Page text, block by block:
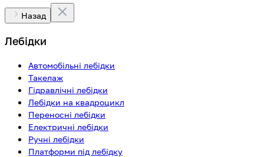
Назад
Лебідки
Автомобільні лебідки
Такелаж
Гідравлічні лебідки
Лебідки на квадроцикл
Переносні лебідки
Електричні лебідки
Ручні лебідки
Платформи під лебідку